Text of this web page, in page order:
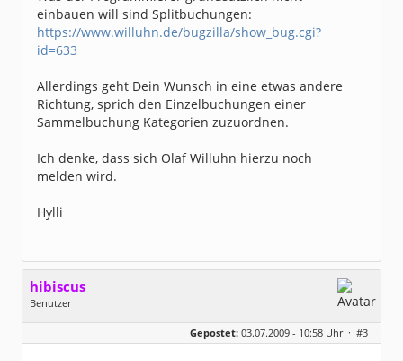
einbauen will sind Splitbuchungen:
https://www.willuhn.de/bugzilla/show_bug.cgi?
id=633
Allerdings geht Dein Wunsch in eine etwas andere
Richtung, sprich den Einzelbuchungen einer
Sammelbuchung Kategorien zuzuordnen.
Ich denke, dass sich Olaf Willuhn hierzu noch
melden wird.
Hylli
hibiscus
Benutzer
Geschlecht:
keine Angabe
Homepage:
willuhn.de/
Gepostet: 03.07.2009 - 10:58 Uhr · #3